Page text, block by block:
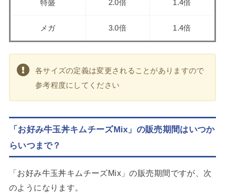
特盛 2.0倍 1.4倍
メガ 3.0倍 1.4倍
各サイズの定義は変更されることがありますので
参考程度にしてください
「お好み牛玉丼キムチーズMix」の販売期間はいつか
らいつまで？
「お好み牛玉丼キムチーズMix」の販売期間ですが、次
のようになります。